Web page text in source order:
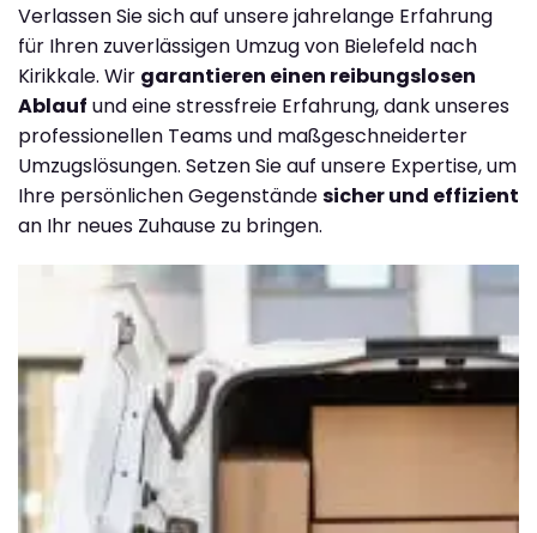
Verlassen Sie sich auf unsere jahrelange Erfahrung
für Ihren zuverlässigen Umzug von Bielefeld nach
Kirikkale. Wir garantieren einen reibungslosen
Ablauf und eine stressfreie Erfahrung, dank unseres
professionellen Teams und maßgeschneiderter
Umzugslösungen. Setzen Sie auf unsere Expertise, um
Ihre persönlichen Gegenständesicher und effizient
an Ihr neues Zuhause zu bringen.